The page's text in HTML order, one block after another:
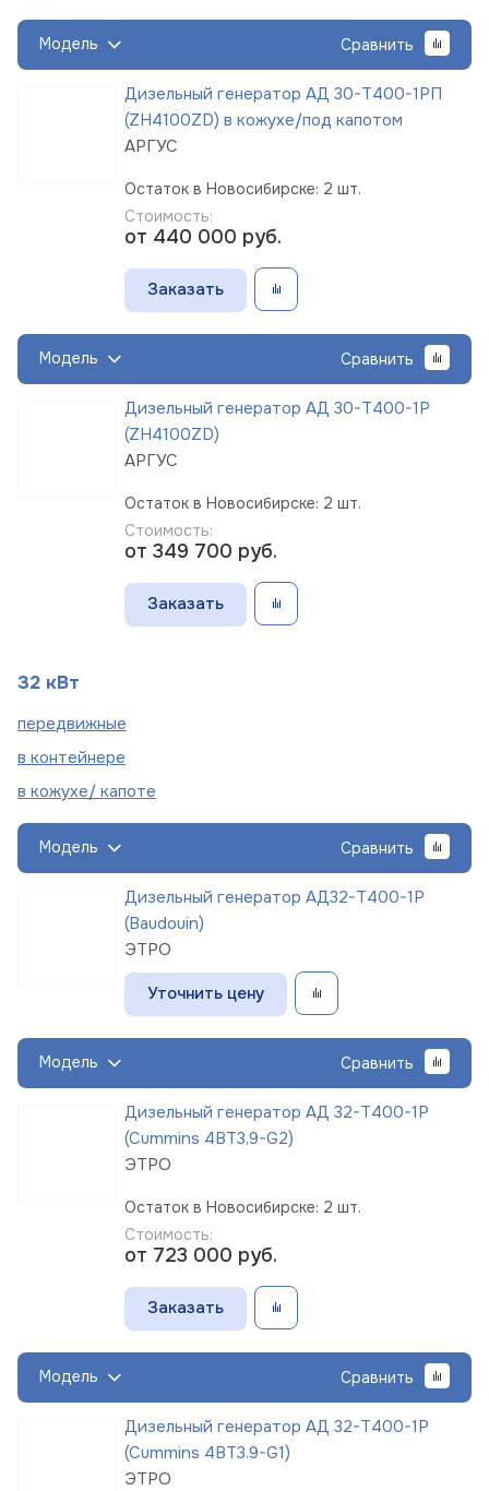
Модель Сравнить
Дизельный генератор АД 30-Т400-1РП
(ZH4100ZD) в кожухе/под капотом
АРГУС
Остаток в Новосибирске: 2 шт.
Стоимость:
от 440 000 руб.
Заказать
Модель Сравнить
Дизельный генератор АД 30-Т400-1Р
(ZH4100ZD)
АРГУС
Остаток в Новосибирске: 2 шт.
Стоимость:
от 349 700 руб.
Заказать
32 кВт
передвижные
в контейнере
в кожухе/ капоте
Модель Сравнить
Дизельный генератор АД32-Т400-1Р
(Baudouin)
ЭТРО
Уточнить цену
Модель Сравнить
Дизельный генератор АД 32-Т400-1Р
(Cummins 4BT3,9-G2)
ЭТРО
Остаток в Новосибирске: 2 шт.
Стоимость:
от 723 000 руб.
Заказать
Модель Сравнить
Дизельный генератор АД 32-Т400-1Р
(Cummins 4BT3.9-G1)
ЭТРО